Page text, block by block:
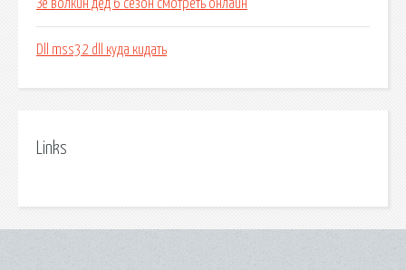
Зе волкин дед 6 сезон смотреть онлайн
Dll mss32 dll куда кидать
Links